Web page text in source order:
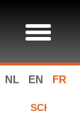
NL EN FR